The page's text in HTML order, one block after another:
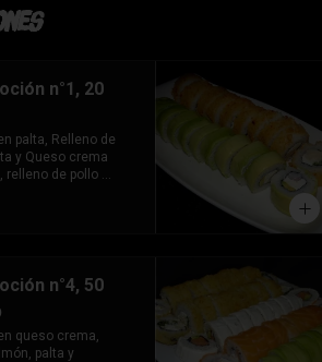
n°1, 20
palta, Relleno de
y Queso crema
relleno de pollo
n°4, 50
queso crema,
palta y